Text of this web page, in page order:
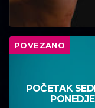
POVEZANO
POČETAK